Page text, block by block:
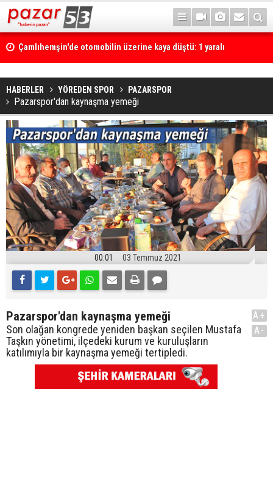
Çamlıhemşin'de otomobilin üzerine kaya düştü: 1 yaralı
HABERLER YÖREDEN SPOR PAZARSPOR
Pazarspor'dan kaynaşma yemeği
00:01 03 Temmuz 2021
Pazarspor'dan kaynaşma yemeği
Son olağan kongrede yeniden başkan seçilen Mustafa
Taşkın yönetimi, ilçedeki kurum ve kuruluşların
katılımıyla bir kaynaşma yemeği tertipledi.
A+
A-